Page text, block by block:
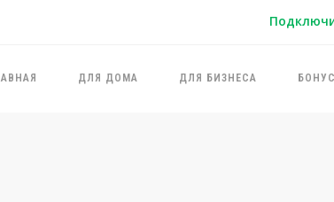
ДЛЯ ДОМА ДЛЯ БИЗНЕСА